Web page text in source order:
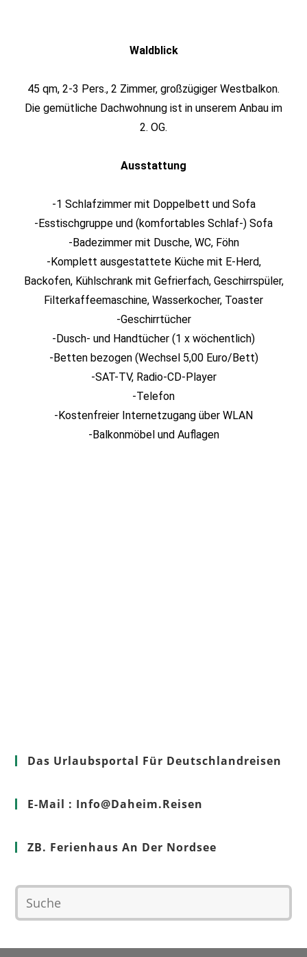
Waldblick
45 qm, 2-3 Pers., 2 Zimmer, großzügiger Westbalkon.
Die gemütliche Dachwohnung ist in unserem Anbau im
2. OG.
Ausstattung
-1 Schlafzimmer mit Doppelbett und Sofa
-Esstischgruppe und (komfortables Schlaf-) Sofa
-Badezimmer mit Dusche, WC, Föhn
-Komplett ausgestattete Küche mit E-Herd,
Backofen, Kühlschrank mit Gefrierfach, Geschirrspüler,
Filterkaffeemaschine, Wasserkocher, Toaster
-Geschirrtücher
-Dusch- und Handtücher (1 x wöchentlich)
-Betten bezogen (Wechsel 5,00 Euro/Bett)
-SAT-TV, Radio-CD-Player
-Telefon
-Kostenfreier Internetzugang über WLAN
-Balkonmöbel und Auflagen
Das Urlaubsportal Für Deutschlandreisen
E-Mail : Info@Daheim.Reisen
ZB. Ferienhaus An Der Nordsee